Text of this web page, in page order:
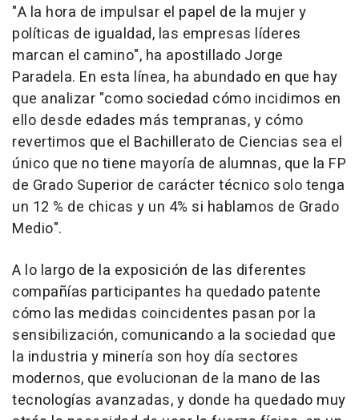
"A la hora de impulsar el papel de la mujer y
políticas de igualdad, las empresas líderes
marcan el camino", ha apostillado Jorge
Paradela. En esta línea, ha abundado en que hay
que analizar "como sociedad cómo incidimos en
ello desde edades más tempranas, y cómo
revertimos que el Bachillerato de Ciencias sea el
único que no tiene mayoría de alumnas, que la FP
de Grado Superior de carácter técnico solo tenga
un 12 % de chicas y un 4% si hablamos de Grado
Medio".
A lo largo de la exposición de las diferentes
compañías participantes ha quedado patente
cómo las medidas coincidentes pasan por la
sensibilización, comunicando a la sociedad que
la industria y minería son hoy día sectores
modernos, que evolucionan de la mano de las
tecnologías avanzadas, y donde ha quedado muy